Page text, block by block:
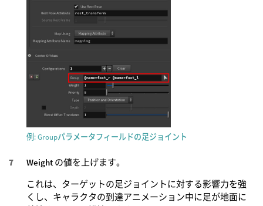
例: Groupパラメータフィールドの足ジョイント
Weight の値を上げます。
これは、ターゲットの足ジョイントに対する影響力を強
くし、キャラクタの到達アニメーション中に足が地面に